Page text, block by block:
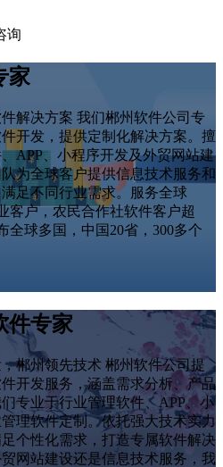
询
家
解决方案 我们郴州软件公司专
开发，提供定制化解决方案。擅
APP、小程序开发及外贸网站建
为全球客户提供信息技术服务和
足不同行业需求。服务全球
客户，农民合作社软件客户超
全球多国，中国20省，300多个
件专家
郴州领先技术 郴州软件公司提
开发服务，涵盖需求分析、产品
们专业于行业管理软件、APP、小
理软件定制。依托强大技术实力
个性化需求，打造专属软件解决
网站建设还是信息技术服务，我